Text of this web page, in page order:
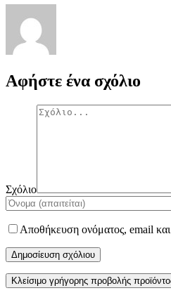
Αφήστε ένα σχόλιο
Σχόλιο
Αποθήκευση ονόματος, email
Κλείσιμο γρήγορης προβολής